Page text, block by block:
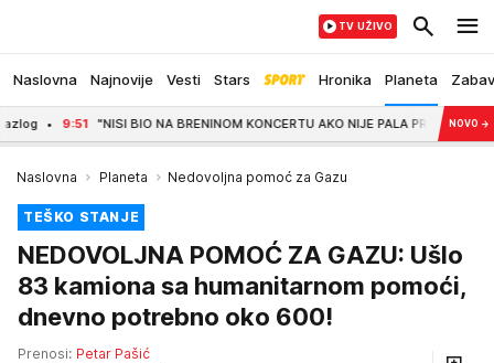
Naslovna Najnovije Vesti Stars Hronika Planeta
TV UŽIVO
9:51 "NISI BIO NA BRENINOM KONCERTU AKO NIJE PALA PRED TOBOM"
NOVO →
Naslovna Planeta Nedovoljna pomoć za Gazu
TEŠKO STANJE
NEDOVOLJNA POMOĆ ZA GAZU: Ušlo
83 kamiona sa humanitarnom pomoći,
dnevno potrebno oko 600!
Prenosi: Petar Pašić